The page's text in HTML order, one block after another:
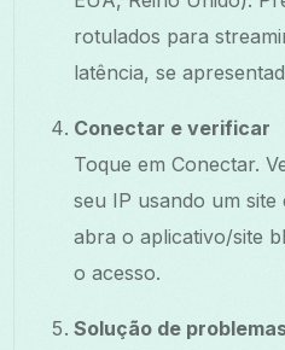
rotulados para
latência, se
Conectar e verificar
Toque em Conectar.
seu IP usando um
abra o aplicativo/site
o acesso.
Solução de